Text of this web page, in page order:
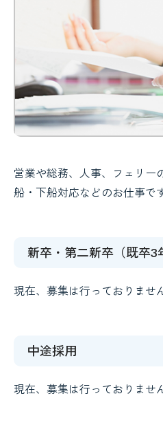
営業や総務、人事、フェリー
船・下船対応などのお仕事で
新卒・第二新卒（既卒3
現在、募集は行っておりませ
中途採用
現在、募集は行っておりませ